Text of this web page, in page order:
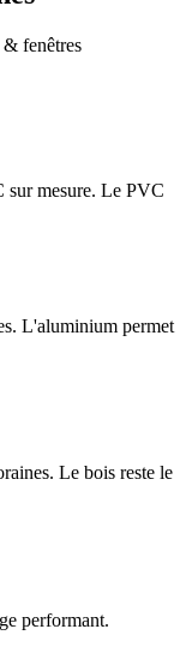
& fenêtres
sur mesure. Le PVC
L'aluminium permet
Le bois reste le
performant.